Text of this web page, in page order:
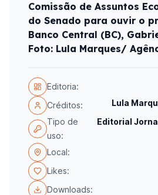
Comissão de Assuntos
do Senado para ouvir o
Banco Central (BC),
Foto: Lula Marques/
Editoria:
Créditos:
Lula
Tipo de
uso:
Editorial
Local:
Likes:
Downloads: